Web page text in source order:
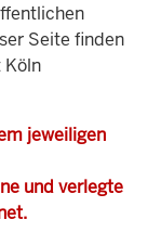
Seite finden
Köln
jeweiligen
und verlegte